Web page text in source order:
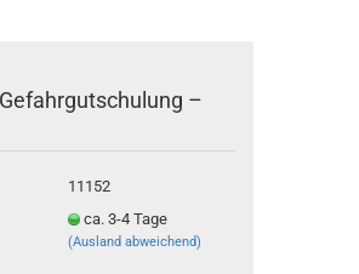
–
11152
ca. 3-4 Tage
(Ausland abweichend)